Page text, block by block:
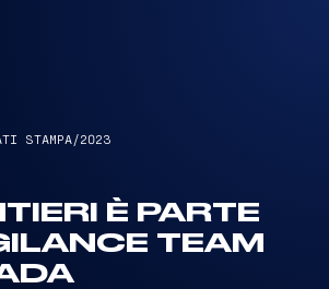
STAMPA/2023
È PARTE
TEAM